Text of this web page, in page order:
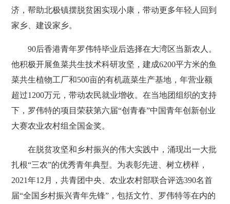
济，帮助北极镇摆脱贫困实现小康，带动更多年轻人回到
家乡、建设家乡。
90后香港青年罗伟特毕业后选择在大湾区当新农人。
他积极开展鱼菜共生技术科研攻坚，建成6200平方米的鱼
菜共生植物工厂和500亩的有机蔬菜生产基地，年营业额
超过1200万元，带动农民就业增收。在当地团组织的支持
下，罗伟特的项目荣获第六届“创青春”中国青年创新创业
大赛农业农村组全国金奖。
在脱贫攻坚和乡村振兴的伟大实践中，涌现出一大批
扎根“三农”的优秀青年典型。为表彰先进、树立榜样，
2021年12月，共青团中央、农业农村部联合评选390名首
届“全国乡村振兴青年先锋”，包括文竹、罗伟特等在内的